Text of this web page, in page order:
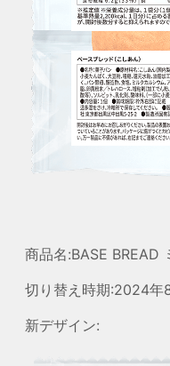
商品名:BASE BREAD
切り替え時期:2024年
新デザイン: